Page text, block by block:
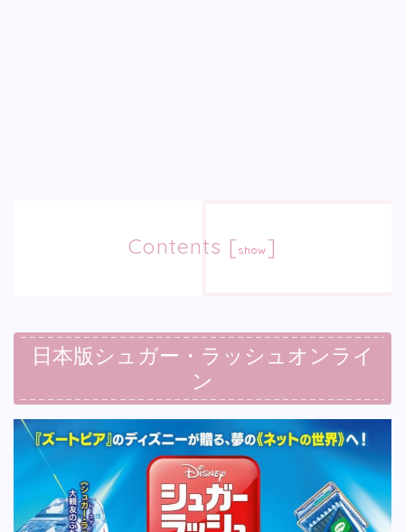
Contents [ show]
日本版シュガー・ラッシュオンライ
ン